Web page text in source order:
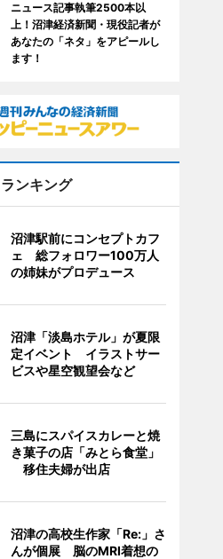
ニュース記事執筆2500本以
上！沼津経済新聞・現役記者が
あなたの「ネタ」をアピールし
ます！
ンキング
沼津駅前にコンセプトカフ
ェ 総フォロワー100万人
の姉妹がプロデュース
沼津「淡島ホテル」が夏限
定イベント イラストサー
ビスや星空観望会など
三島にスパイスカレーと焼
き菓子の店「みとら食堂」
移住夫婦が出店
沼津の高校生作家「Re:」さ
んが個展 脳のMRI着想の